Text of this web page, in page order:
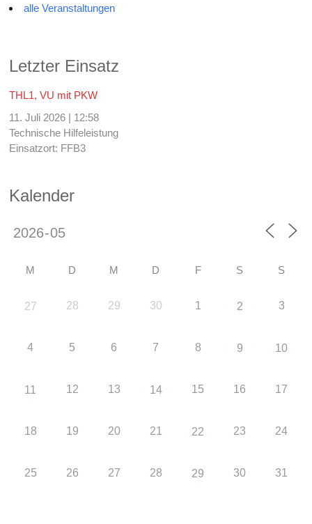
alle Veranstaltungen
Letzter Einsatz
THL1, VU mit PKW
11. Juli 2026 | 12:58
Technische Hilfeleistung
Einsatzort: FFB3
Kalender
M D M D F S S
27 28 29 30 1 2 3
4 5 6 7 8 9 10
11 12 13 14 15 16 17
18 19 20 21 22 23 24
25 26 27 28 29 30 31